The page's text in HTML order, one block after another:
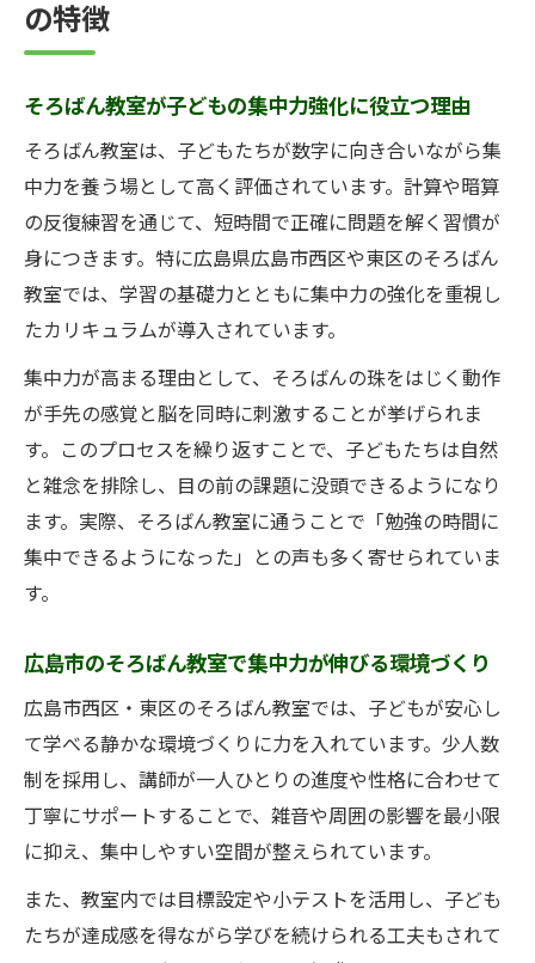
の特徴
そろばん教室が子どもの集中力強化に役立つ理由
そろばん教室は、子どもたちが数字に向き合いながら集
中力を養う場として高く評価されています。計算や暗算
の反復練習を通じて、短時間で正確に問題を解く習慣が
身につきます。特に広島県広島市西区や東区のそろばん
教室では、学習の基礎力とともに集中力の強化を重視し
たカリキュラムが導入されています。
集中力が高まる理由として、そろばんの珠をはじく動作
が手先の感覚と脳を同時に刺激することが挙げられま
す。このプロセスを繰り返すことで、子どもたちは自然
と雑念を排除し、目の前の課題に没頭できるようになり
ます。実際、そろばん教室に通うことで「勉強の時間に
集中できるようになった」との声も多く寄せられていま
す。
広島市のそろばん教室で集中力が伸びる環境づくり
広島市西区・東区のそろばん教室では、子どもが安心し
て学べる静かな環境づくりに力を入れています。少人数
制を採用し、講師が一人ひとりの進度や性格に合わせて
丁寧にサポートすることで、雑音や周囲の影響を最小限
に抑え、集中しやすい空間が整えられています。
また、教室内では目標設定や小テストを活用し、子ども
たちが達成感を得ながら学びを続けられる工夫もされて